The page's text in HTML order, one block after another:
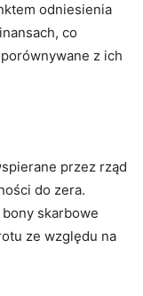
odniesienia
co
z ich
przez rząd
do zera.
skarbowe
ze względu na